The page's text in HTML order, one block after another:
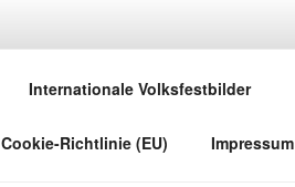
Internationale Volksfestbilder
Cookie-Richtlinie (EU) Impressum